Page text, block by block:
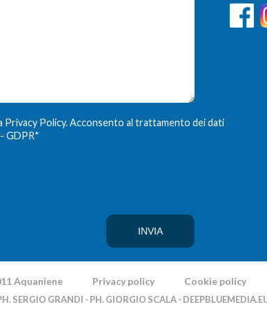
Policy. Acconsento al trattamento dei dati
GDPR*
Aquaniene Privacy policy Cookie policy
SERGIO GRANDI - PH. GIORGIO SCALA -